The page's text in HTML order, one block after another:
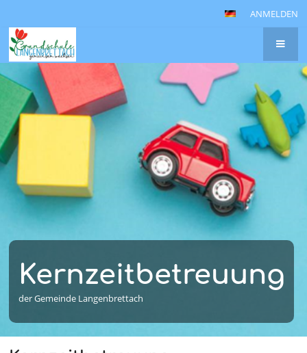
ANMELDEN
Kernzeitbetreuung
der Gemeinde Langenbrettach